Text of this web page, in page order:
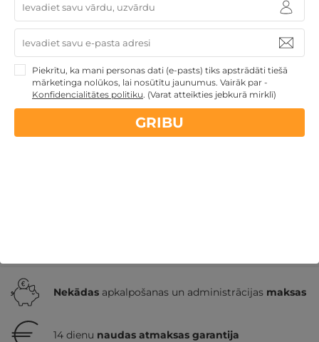
2 naktis ar SPA atpūtu, VAKARIŅĀM un MASĀŽU
DIVIEM
Druskininki,GODA ★ ★ ★ ★
Nekādas apkalpošanas un administrācijas maksas
14 dienu naudas atmaksas garantija
Piekrītu, ka mani personas dati (e-pasts) tiks apstrādāti tiešā
mārketinga nolūkos, lai nosūtītu jaunumus. Vairāk par -
Konfidencialitātes politiku. (Varat atteikties jebkurā mirklī)
GRIBU